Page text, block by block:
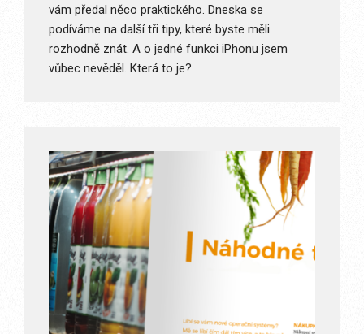
vám předal něco praktického. Dneska se
podíváme na další tři tipy, které byste měli
rozhodně znát. A o jedné funkci iPhonu jsem
vůbec nevěděl. Která to je?